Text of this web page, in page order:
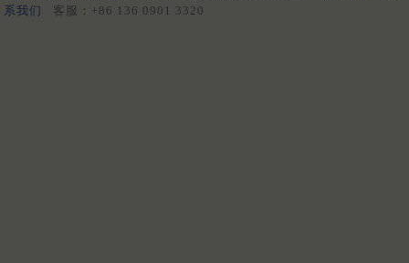
系我们
客服：+86 136 0901 3320